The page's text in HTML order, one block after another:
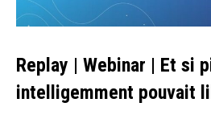
Replay | Webinar | Et si
intelligemment pouvait